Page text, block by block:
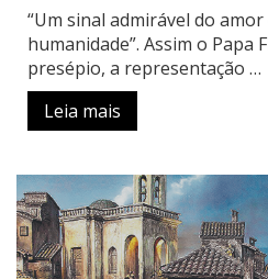
“Um sinal admirável do
humanidade”. Assim o Papa
presépio, a representação …
Leia mais